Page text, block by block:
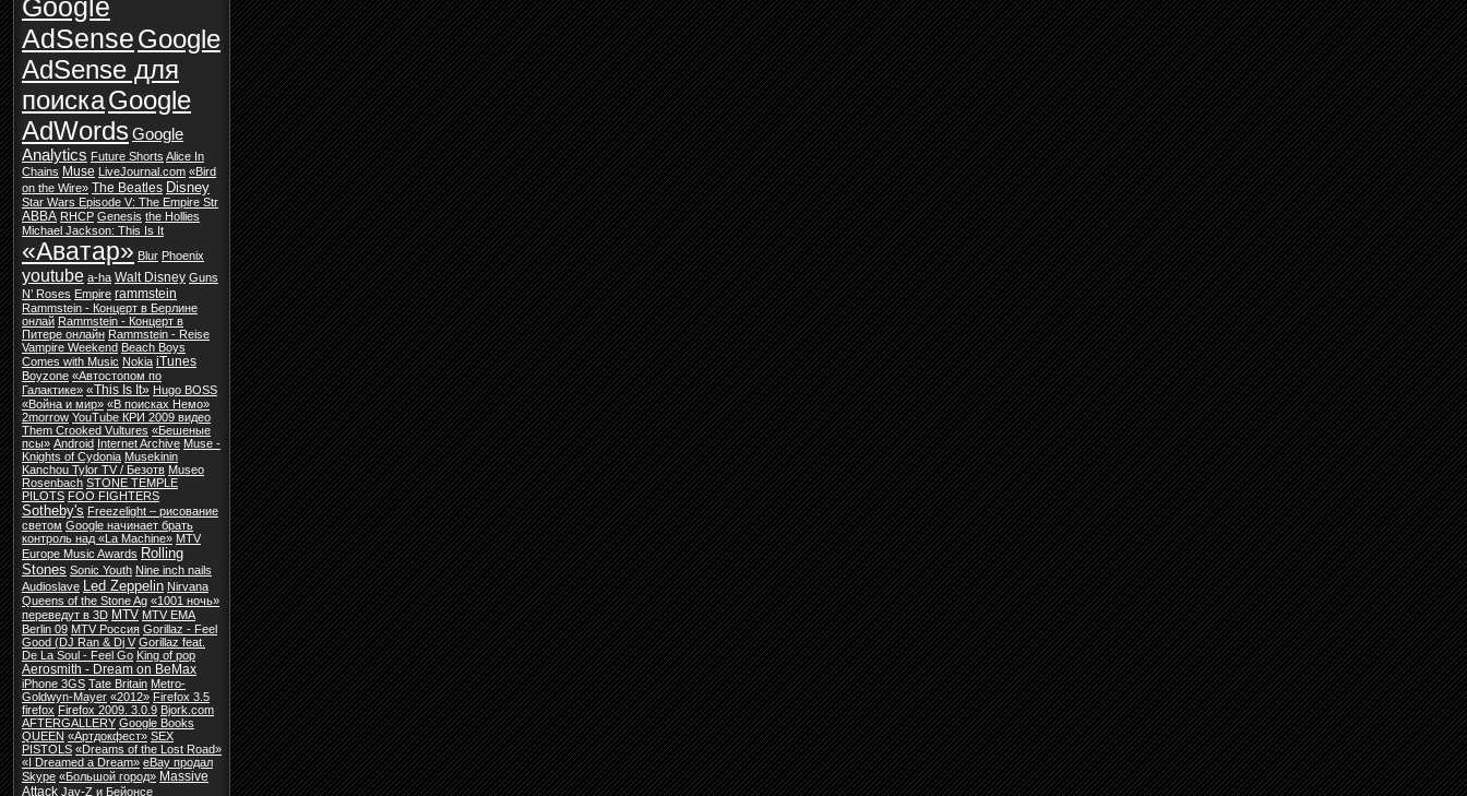
Google
AdSenseGoogle
AdSense для
поискаGoogle
AdWords Google
Analytics Future Shorts Alice In
Chains Muse LiveJournal.com «Bird
on the Wire» The Beatles Disney
Star Wars Episode V: The Empire Str
ABBA RHCP Genesis the Hollies
Michael Jackson: This Is It
«Аватар» Blur Phoenix
youtube a-ha Walt Disney Guns
N’ Roses Empire rammstein
Rammstein - Концерт в Берлине
онлай Rammstein - Концерт в
Питере онлайн Rammstein - Reise
Vampire Weekend Beach Boys
Comes with Music Nokia iTunes
Boyzone «Автостопом по
Галактике» «This Is It» Hugo BOSS
«Война и мир» «В поисках Немо»
2morrow YouTube КРИ 2009 видео
Them Crooked Vultures «Бешеные
псы» Android Internet Archive Muse -
Knights of Cydonia Musekinin
Kanchou Tylor TV / Безотв Museo
Rosenbach STONE TEMPLE
PILOTS FOO FIGHTERS
Sotheby's Freezelight – рисование
светом Google начинает брать
контроль над «La Machine» MTV
Europe Music Awards Rolling
Stones Sonic Youth Nine inch nails
Audioslave Led Zeppelin Nirvana
Queens of the Stone Ag «1001 ночь»
переведут в 3D MTV MTV EMA
Berlin 09 MTV Россия Gorillaz - Feel
Good (DJ Ran & Dj V Gorillaz feat.
De La Soul - Feel Go King of pop
Aerosmith - Dream on BeMax
iPhone 3GS Tate Britain Metro-
Goldwyn-Mayer «2012» Firefox 3.5
firefox Firefox 2009. 3.0.9 Bjork.com
AFTERGALLERY Google Books
QUEEN «Артдокфест» SEX
PISTOLS «Dreams of the Lost Road»
«I Dreamed a Dream» eBay продал
Skype «Большой город» Massive
Attack Jay-Z и Бейонсе